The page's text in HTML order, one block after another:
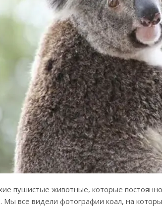
пушистые животные, которые
Мы все видели фотографии коал, на